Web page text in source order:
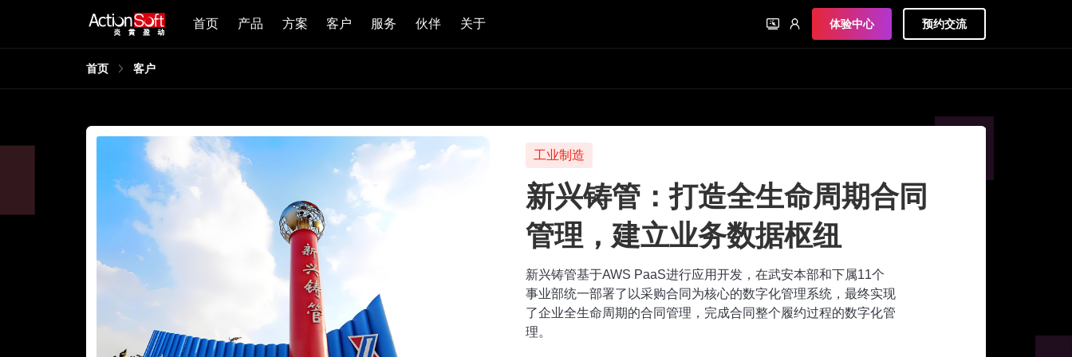
首页 产品 方案 客户 服务 伙伴 关于 体验中心 预约交流
首页 客户
工业制造
新兴铸管：打造全生命周期合同
管理，建立业务数据枢纽
新兴铸管基于AWS PaaS进行应用开发，在武安本部和下属11个
事业部统一部署了以采购合同为核心的数字化管理系统，最终实现
了企业全生命周期的合同管理，完成合同整个履约过程的数字化管
理。